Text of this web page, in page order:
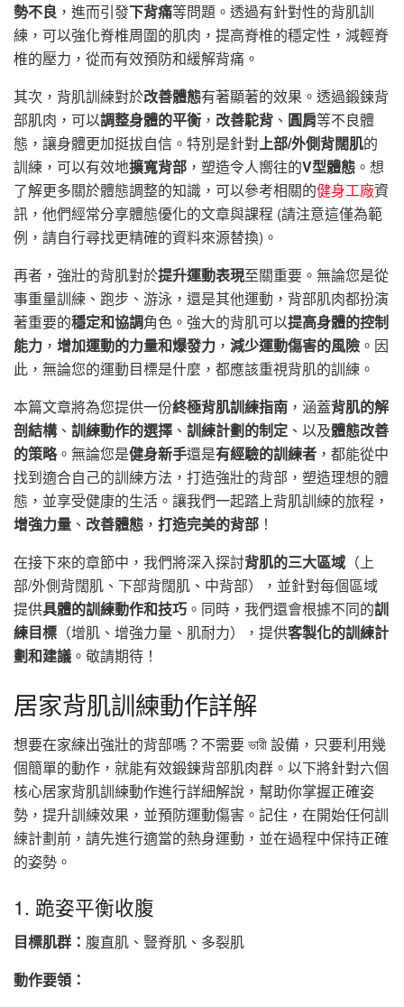
勢不良 ，進而引發下背痛等問題。透過有針對性的背肌訓
練，可以強化脊椎周圍的肌肉，提高脊椎的穩定性，減輕脊
椎的壓力，從而有效預防和緩解背痛。
其次，背肌訓練對於改善體態有著顯著的效果。透過鍛鍊背
部肌肉，可以調整身體的平衡 ， 改善駝背 、 圓肩等不良體
態，讓身體更加挺拔自信。特別是針對上部/外側背闊肌的
訓練，可以有效地擴寬背部 ，塑造令人嚮往的V型體態 。想
了解更多關於體態調整的知識，可以參考相關的健身工廠資
訊，他們經常分享體態優化的文章與課程 (請注意這僅為範
例，請自行尋找更精確的資料來源替換)。
再者，強壯的背肌對於提升運動表現至關重要。無論您是從
事重量訓練、跑步、游泳，還是其他運動，背部肌肉都扮演
著重要的穩定和協調角色。強大的背肌可以提高身體的控制
能力 ， 增加運動的力量和爆發力 ， 減少運動傷害的風險 。因
此，無論您的運動目標是什麼，都應該重視背肌的訓練。
本篇文章將為您提供一份終極背肌訓練指南 ，涵蓋背肌的解
剖結構、 訓練動作的選擇 、 訓練計劃的制定 、以及體態改善
的策略。無論您是健身新手還是有經驗的訓練者 ，都能從中
找到適合自己的訓練方法，打造強壯的背部，塑造理想的體
態，並享受健康的生活。讓我們一起踏上背肌訓練的旅程，
增強力量 、 改善體態 ， 打造完美的背部 ！
在接下來的章節中，我們將深入探討背肌的三大區域 （上
部/外側背闊肌、下部背闊肌、中背部），並針對每個區域
提供具體的訓練動作和技巧 。同時，我們還會根據不同的訓
練目標 （增肌、增強力量、肌耐力），提供客製化的訓練計
劃和建議 。敬請期待！
居家背肌訓練動作詳解
想要在家練出強壯的背部嗎？不需要 ভারী 設備，只要利用幾
個簡單的動作，就能有效鍛鍊背部肌肉群。以下將針對六個
核心居家背肌訓練動作進行詳細解說，幫助你掌握正確姿
勢，提升訓練效果，並預防運動傷害。記住，在開始任何訓
練計劃前，請先進行適當的熱身運動，並在過程中保持正確
的姿勢。
1. 跪姿平衡收腹
目標肌群： 腹直肌、豎脊肌、多裂肌
動作要領：